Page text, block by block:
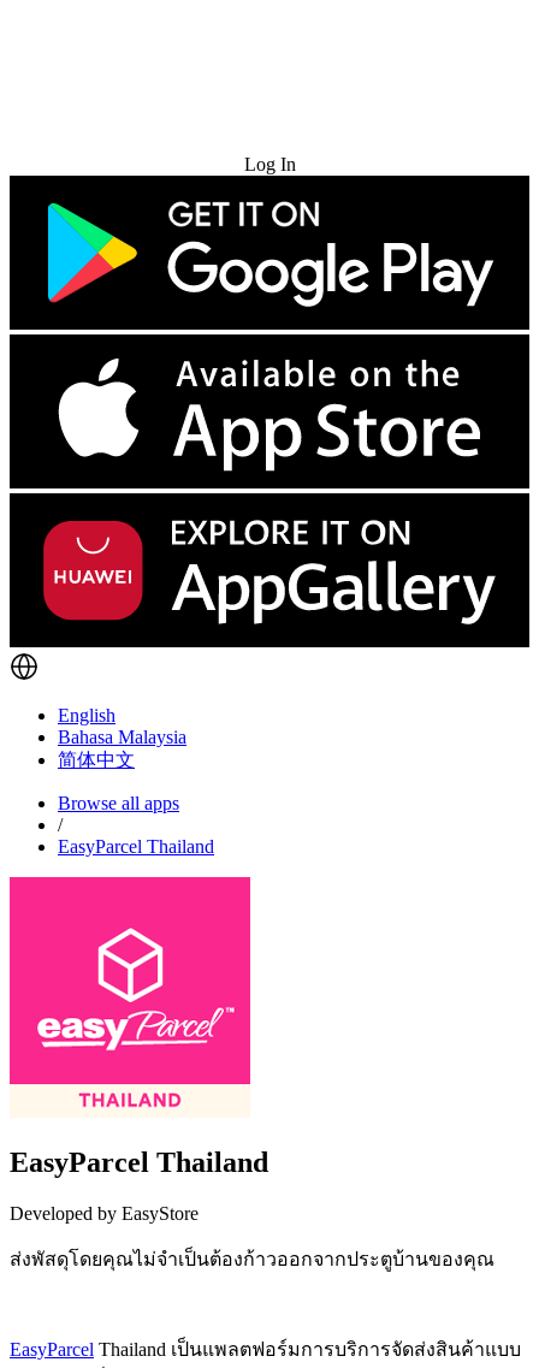
Log In
English
Bahasa Malaysia
简体中文
Browse all apps
/
EasyParcel Thailand
EasyParcel Thailand
Developed by EasyStore
ส่งพัสดุโดยคุณไม่จำเป็นต้องก้าวออกจากประตูบ้านของคุณ
EasyParcel Thailand เป็นแพลตฟอร์มการบริการจัดส่งสินค้าแบบ